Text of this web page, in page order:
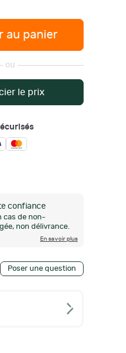
au panier
ou
le prix
confiance
cas de non-
non délivrance.
En savoir plus
Poser une question